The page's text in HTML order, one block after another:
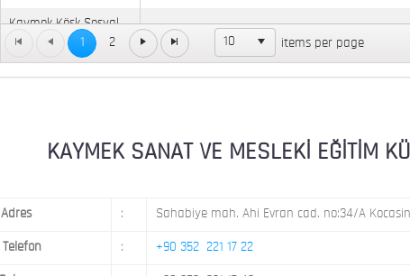
Kaymek Köşk Sosyal
Yaşam Merkezi
Köşk Mahallesi, Orgeneral Eşref Bitlis Bulvarı,
KAYMEK MOSTAR
KAYMEK TOKİ
MİMARSİNAN DEMOKRASİ MAH. FATİN RÜŞTÜ
1 2 10 items per page
KAYMEK SANAT VE MESLEKİ EĞİTİM
Adres : Sahabiye mah. Ahi Evran cad. no:34/A
Telefon : +90 352 221 17 22